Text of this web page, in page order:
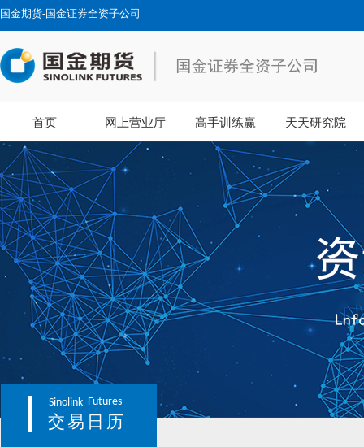
国金期货-国金证券全资子公司
首页 网上营业厅 高手训练赢 天天研究院
Sinolink Futures
交易日历